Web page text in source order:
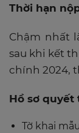
Thời hạn
Chậm nhất
sau khi kết
chính 2024,
Hồ sơ quyết
Tờ khai